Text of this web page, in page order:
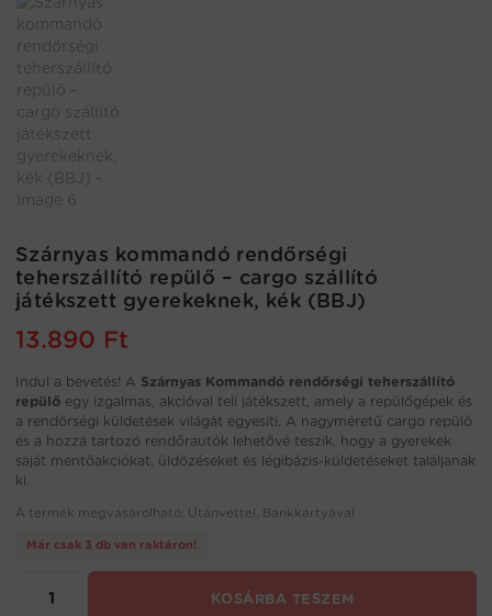
Szárnyas kommandó rendőrségi
teherszállító repülő – cargo szállító
játékszett gyerekeknek, kék (BBJ)
13.890 Ft
Indul a bevetés! A Szárnyas Kommandó rendőrségi teherszállító
repülő egy izgalmas, akcióval teli játékszett, amely a repülőgépek és
a rendőrségi küldetések világát egyesíti. A nagyméretű cargo repülő
és a hozzá tartozó rendőrautók lehetővé teszik, hogy a gyerekek
saját mentőakciókat, üldözéseket és légibázis-küldetéseket találjanak
ki.
A termék megvásárolható: Utánvéttel, Bankkártyával
Már csak 3 db van raktáron!
kommandó
KOSÁRBA TESZEM